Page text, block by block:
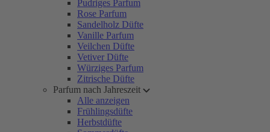
Pudriges Parfum
Rose Parfum
Sandelholz Düfte
Vanille Parfum
Veilchen Düfte
Vetiver Düfte
Würziges Parfum
Zitrische Düfte
Parfum nach Jahreszeit
Alle anzeigen
Frühlingsdüfte
Herbstdüfte